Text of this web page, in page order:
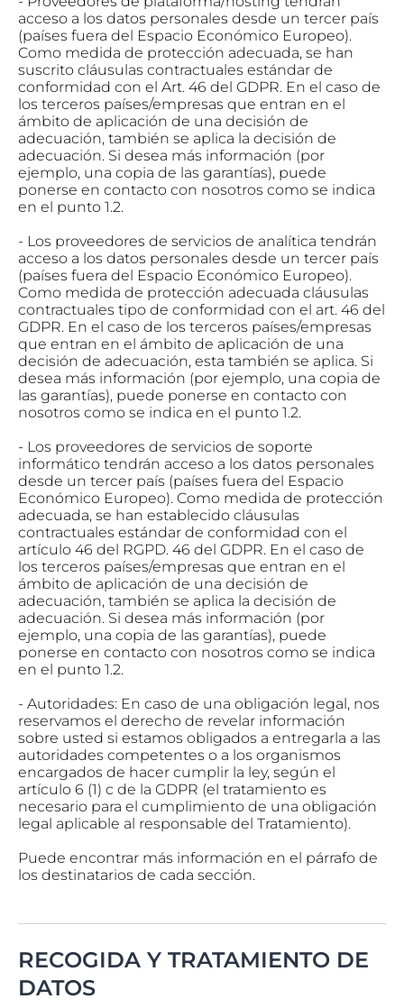
acceso a los datos personales desde un tercer país
(países fuera del Espacio Económico Europeo).
Como medida de protección adecuada, se han
suscrito cláusulas contractuales estándar de
conformidad con el Art. 46 del GDPR. En el caso de
los terceros países/empresas que entran en el
ámbito de aplicación de una decisión de
adecuación, también se aplica la decisión de
adecuación. Si desea más información (por
ejemplo, una copia de las garantías), puede
ponerse en contacto con nosotros como se indica
en el punto 1.2.
- Los proveedores de servicios de analítica tendrán
acceso a los datos personales desde un tercer país
(países fuera del Espacio Económico Europeo).
Como medida de protección adecuada cláusulas
contractuales tipo de conformidad con el art. 46 del
GDPR. En el caso de los terceros países/empresas
que entran en el ámbito de aplicación de una
decisión de adecuación, esta también se aplica. Si
desea más información (por ejemplo, una copia de
las garantías), puede ponerse en contacto con
nosotros como se indica en el punto 1.2.
- Los proveedores de servicios de soporte
informático tendrán acceso a los datos personales
desde un tercer país (países fuera del Espacio
Económico Europeo). Como medida de protección
adecuada, se han establecido cláusulas
contractuales estándar de conformidad con el
artículo 46 del RGPD. 46 del GDPR. En el caso de
los terceros países/empresas que entran en el
ámbito de aplicación de una decisión de
adecuación, también se aplica la decisión de
adecuación. Si desea más información (por
ejemplo, una copia de las garantías), puede
ponerse en contacto con nosotros como se indica
en el punto 1.2.
- Autoridades: En caso de una obligación legal, nos
reservamos el derecho de revelar información
sobre usted si estamos obligados a entregarla a las
autoridades competentes o a los organismos
encargados de hacer cumplir la ley, según el
artículo 6 (1) c de la GDPR (el tratamiento es
necesario para el cumplimiento de una obligación
legal aplicable al responsable del Tratamiento).
Puede encontrar más información en el párrafo de
los destinatarios de cada sección.
RECOGIDA Y TRATAMIENTO DE
DATOS